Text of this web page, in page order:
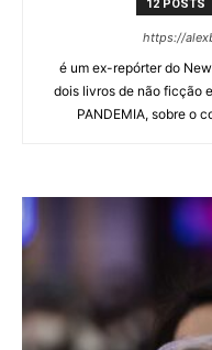
12 POSTS
https://
é um ex-repórter do
dois livros de não ficção
PANDEMIA, sobre o